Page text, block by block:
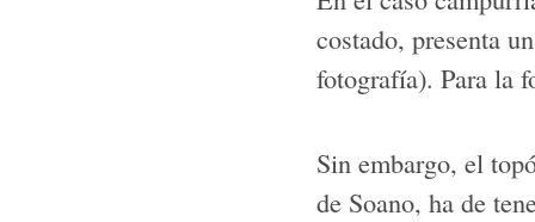
costado, presenta
fotografía). Para la
Sin embargo, el
de Soano, ha de